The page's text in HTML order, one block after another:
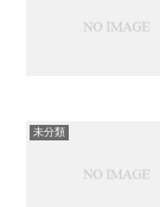
未分類